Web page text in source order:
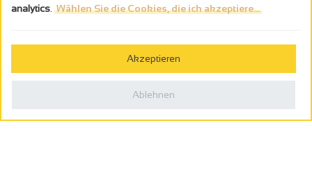
Alkoholmissbrauch ist gefährlich für die Gesundheit - trinken Sie in
Politique de confidentialité
analytics Wählen Sie die Cookies, die ich akzeptiere...
Akzeptieren
Ablehnen